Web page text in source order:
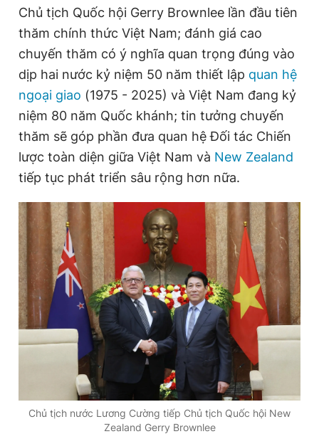
Đọc Thanh Niên trên điện thoại
Theo dõi báo trên
Hotline
0906 645 777
Liên hệ quảng cáo
0908 780 404
Đặt báo Quảng cáo RSS Tòa soạn Chính sách bảo
Tổng biên tập: Nguyễn Ngọc Toàn
Phó tổng biên tập thường trực: Hải Thành
Phó tổng biên tập: Lâm Hiếu Dũng
Phó tổng biên tập: Trần Việt Hưng
Tổng thư ký tòa soạn: Đức Trung
Giấy phép xuất bản số 110/GP - BTTTT cấp ngày 24.3.2020
© 2003-2026 Bản quyền thuộc về Báo Thanh Niên. Cấm sao
chép dưới mọi hình thức nếu không có sự chấp thuận bằng văn
bản. Phát triển bởi ePi Technologies, JSC.
Chủ tịch Quốc hội Gerry Brownlee lần đầu tiên
thăm chính thức Việt Nam; đánh giá cao
chuyến thăm có ý nghĩa quan trọng đúng vào
dịp hai nước kỷ niệm 50 năm thiết lập quan hệ
ngoại giao (1975 - 2025) và Việt Nam đang kỷ
niệm 80 năm Quốc khánh; tin tưởng chuyến
thăm sẽ góp phần đưa quan hệ Đối tác Chiến
lược toàn diện giữa Việt Nam và New Zealand
tiếp tục phát triển sâu rộng hơn nữa.
Chủ tịch nước Lương Cường tiếp Chủ tịch Quốc hội New
Zealand Gerry Brownlee